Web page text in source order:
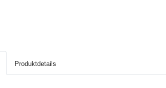
Produktdetails